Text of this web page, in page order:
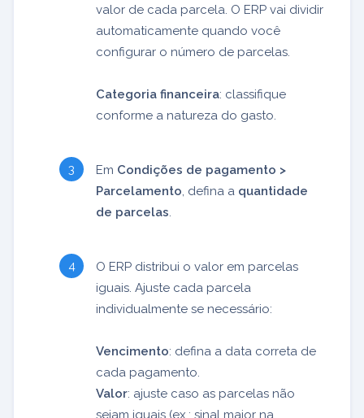
valor de cada parcela. O ERP vai dividir
automaticamente quando você
configurar o número de parcelas.
Categoria financeira: classifique
conforme a natureza do gasto.
Em Condições de pagamento >
Parcelamento , defina a quantidade
de parcelas
O ERP distribui o valor em parcelas
iguais. Ajuste cada parcela
individualmente se necessário:
Vencimento: defina a data correta de
cada pagamento.
Valor: ajuste caso as parcelas não
sejam iguais (ex.: sinal maior na